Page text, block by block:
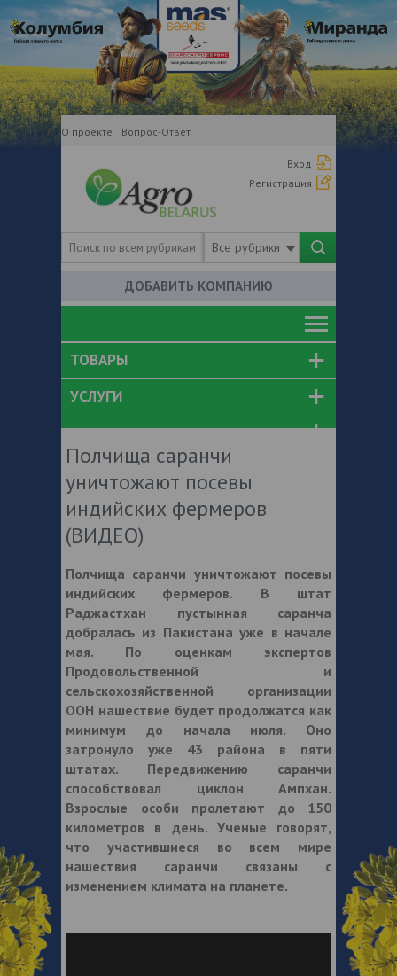
О проекте Вопрос-Ответ
Вход
Регистрация
Все рубрики
ДОБАВИТЬ КОМПАНИЮ
ТОВАРЫ
УСЛУГИ
Полчища саранчи
уничтожают посевы
индийских фермеров
(ВИДЕО)
Полчища саранчи уничтожают посевы
индийских фермеров. В штат
Раджастхан пустынная саранча
добралась из Пакистана уже в начале
мая. По оценкам экспертов
Продовольственной и
сельскохозяйственной организации
ООН нашествие будет продолжатся как
минимум до начала июля. Оно
затронуло уже 43 района в пяти
штатах. Передвижению саранчи
способствовал циклон Ампхан.
Взрослые особи пролетают до 150
километров в день. Ученые говорят,
что участившиеся во всем мире
нашествия саранчи связаны с
изменением климата на планете.